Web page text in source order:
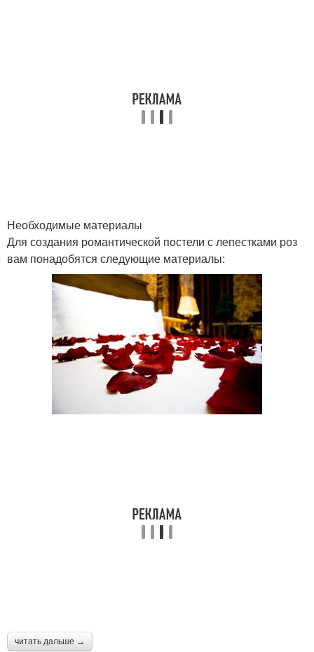
Необходимые материалы
Для создания романтической постели с лепестками роз
вам понадобятся следующие материалы:
читать дальше →